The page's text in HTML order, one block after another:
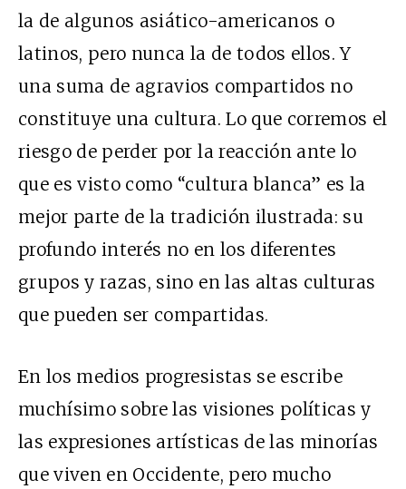
la de algunos asiático-americanos o
latinos, pero nunca la de todos ellos. Y
una suma de agravios compartidos no
constituye una cultura. Lo que corremos el
riesgo de perder por la reacción ante lo
que es visto como “cultura blanca” es la
mejor parte de la tradición ilustrada: su
profundo interés no en los diferentes
grupos y razas, sino en las altas culturas
que pueden ser compartidas.
En los medios progresistas se escribe
muchísimo sobre las visiones políticas y
las expresiones artísticas de las minorías
que viven en Occidente, pero mucho